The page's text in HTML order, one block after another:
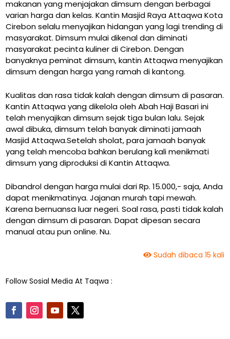
makanan yang menjajakan dimsum dengan berbagai
varian harga dan kelas. Kantin Masjid Raya Attaqwa Kota
Cirebon selalu menyajikan hidangan yang lagi trending di
masyarakat. Dimsum mulai dikenal dan diminati
masyarakat pecinta kuliner di Cirebon. Dengan
banyaknya peminat dimsum, kantin Attaqwa menyajikan
dimsum dengan harga yang ramah di kantong.
Kualitas dan rasa tidak kalah dengan dimsum di pasaran.
Kantin Attaqwa yang dikelola oleh Abah Haji Basari ini
telah menyajikan dimsum sejak tiga bulan lalu. Sejak
awal dibuka, dimsum telah banyak diminati jamaah
Masjid Attaqwa.Setelah sholat, para jamaah banyak
yang telah mencoba bahkan berulang kali menikmati
dimsum yang diproduksi di Kantin Attaqwa.
Dibandrol dengan harga mulai dari Rp. 15.000,- saja, Anda
dapat menikmatinya. Jajanan murah tapi mewah.
Karena bernuansa luar negeri. Soal rasa, pasti tidak kalah
dengan dimsum di pasaran. Dapat dipesan secara
manual atau pun online. Nu.
Sudah dibaca 15 kali
Follow Sosial Media At Taqwa :